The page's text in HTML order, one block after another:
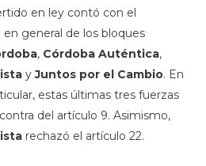
en ley contó con el
general de los bloques
, Córdoba Auténtica,
yJuntos por el Cambio. En
estas últimas tres fuerzas
del artículo 9. Asimismo,
rechazó el artículo 22.